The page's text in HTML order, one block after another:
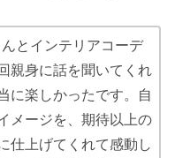
とインテリアコーデ
親身に話を聞いてくれ
に楽しかったです。自
メージを、期待以上の
仕上げてくれて感動し